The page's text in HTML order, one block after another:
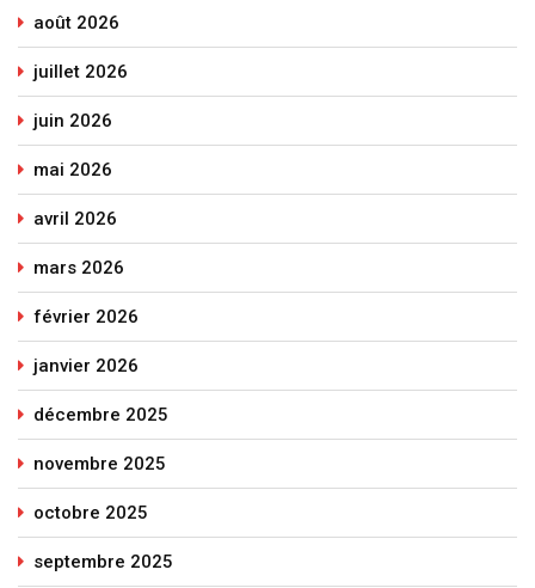
août 2026
juillet 2026
juin 2026
mai 2026
avril 2026
mars 2026
février 2026
janvier 2026
décembre 2025
novembre 2025
octobre 2025
septembre 2025